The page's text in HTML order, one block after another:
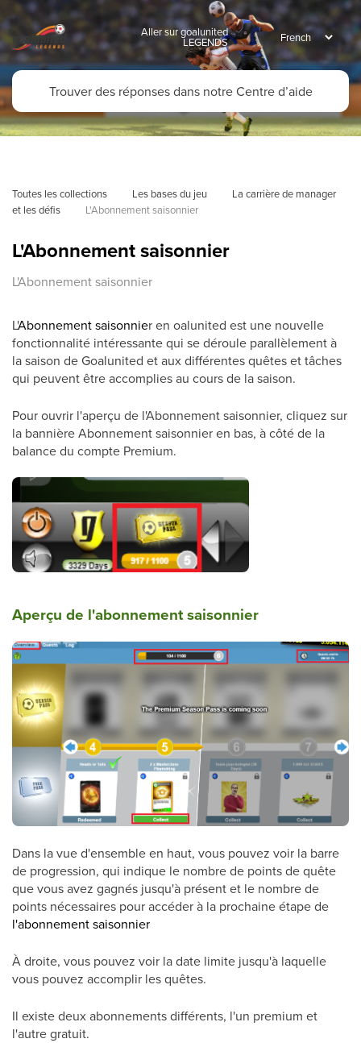
Aller sur goalunited
LEGENDS
Toutes les collections Les bases du jeu
La carrière de manager
et les défis
L'Abonnement saisonnier
L'Abonnement saisonnier
L'Abonnement saisonnier
L'Abonnement saisonnier en oalunited est une nouvelle
fonctionnalité intéressante qui se déroule parallèlement à
la saison de Goalunited et aux différentes quêtes et tâches
qui peuvent être accomplies au cours de la saison.
Pour ouvrir l'aperçu de l'Abonnement saisonnier, cliquez sur
la bannière Abonnement saisonnier en bas, à côté de la
balance du compte Premium.
Aperçu de l'abonnement saisonnier
Dans la vue d'ensemble en haut, vous pouvez voir la barre
de progression, qui indique le nombre de points de quête
que vous avez gagnés jusqu'à présent et le nombre de
points nécessaires pour accéder à la prochaine étape de
l'abonnement saisonnier
À droite, vous pouvez voir la date limite jusqu'à laquelle
vous pouvez accomplir les quêtes.
Il existe deux abonnements différents, l'un premium et
l'autre gratuit.